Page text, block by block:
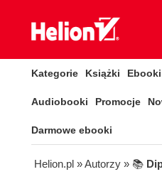
Kategorie Książki Ebooki
Audiobooki Promocje
Darmowe ebooki
Helion.pl » Autorzy » 📚